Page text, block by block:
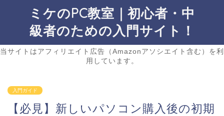
ミケのPC教室｜初心者・中
級者のための入門サイト！
当サイトはアフィリエイト広告（Amazonアソシエイト含む）を利
用しています。
入門ガイド
【必見】新しいパソコン購入後の初期